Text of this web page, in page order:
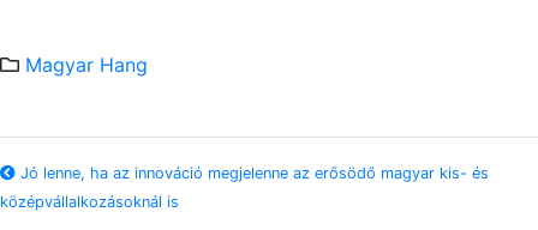
Magyar Hang
Jó lenne, ha az innováció megjelenne az erősödő magyar kis- és
középvállalkozásoknál is